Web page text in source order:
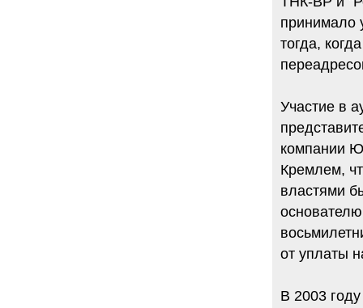
принимало
тогда,
Участие в
компании
Кремлем,
властями
от уплаты
В 2003